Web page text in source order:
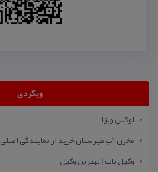
وبگردی
لوکس ویزا
مخزن آب طبرستان خرید از نمایندگی اصلی
وکیل یاب | بهترین وکیل